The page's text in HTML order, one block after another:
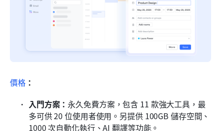
價格：
入門方案： 永久免費方案，包含 11 款強大工具，最
多可供 20 位使用者使用。另提供 100GB 儲存空間、
1000 次自動化執行、AI 翻譯等功能。